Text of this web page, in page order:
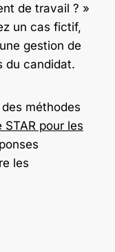
de travail ? »
un cas fictif,
gestion de
du candidat.
méthodes
STAR pour les
les